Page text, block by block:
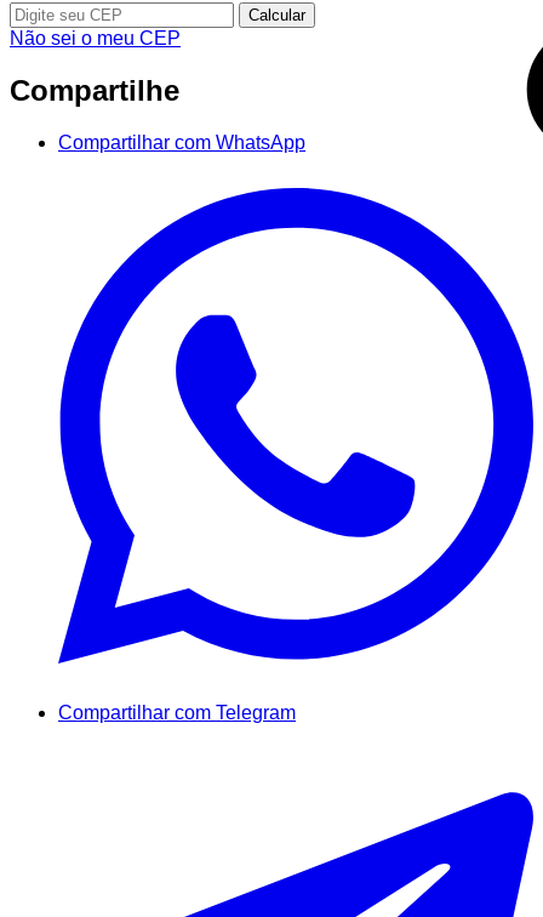
Calcular
Não sei o meu CEP
Compartilhe
Compartilhar com WhatsApp
Compartilhar com Telegram